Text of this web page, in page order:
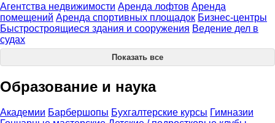
Агентства недвижимости Аренда лофтов Аренда
помещений Аренда спортивных площадок Бизнес-центры
Быстростроящиеся здания и сооружения Ведение дел в
судах
Показать все
Образование и наука
Академии Барбершопы Бухгалтерские курсы Гимназии